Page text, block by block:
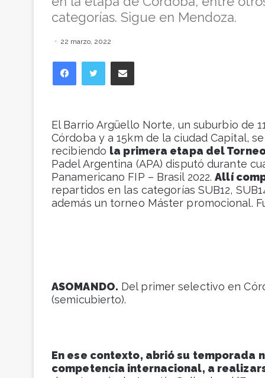
categorías. Sigue en Mendoza.
22 marzo, 2022
Facebook
El Barrio Argüello Norte, un suburbio de
Córdoba y a 15km de la ciudad Capital,
recibiendo la primera etapa del
Padel Argentina (APA) disputó durante
Panamericano FIP – Brasil 2022.Allí
repartidos en las categorías SUB12,
además un torneo Máster promocional.
ASOMANDO. Del primer selectivo en
(semicubierto).
En ese contexto, abrió su temporada
competencia internacional, a